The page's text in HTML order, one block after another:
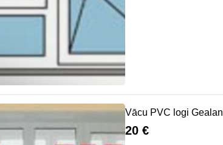
Vācu PVC logi Gealan
20 €